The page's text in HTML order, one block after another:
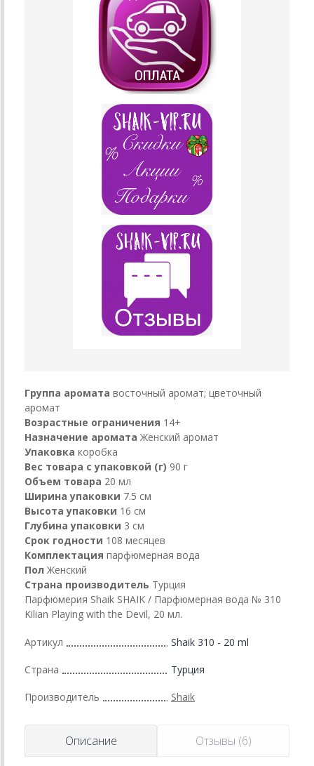
Группа аромата восточный аромат; цветочный
аромат
Возрастные ограничения 14+
Назначение аромата Женский аромат
Упаковка коробка
Вес товара с упаковкой (г) 90 г
Объем товара 20 мл
Ширина упаковки 7.5 см
Высота упаковки 16 см
Глубина упаковки 3 см
Срок годности 108 месяцев
Комплектация парфюмерная вода
Пол Женский
Страна производитель Турция
Парфюмерия Shaik SHAIK / Парфюмерная вода № 310
Kilian Playing with the Devil, 20 мл.
Артикул Shaik 310 - 20 ml
Страна Турция
Производитель Shaik
Описание Отзывы (6)